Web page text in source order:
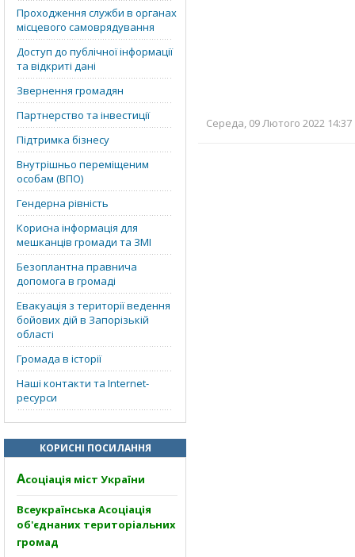
Проходження служби в органах
місцевого самоврядування
Доступ до публічної інформації
та відкриті дані
Звернення громадян
Партнерство та інвестиції
Підтримка бізнесу
Внутрішньо переміщеним
особам (ВПО)
Гендерна рівність
Корисна інформація для
мешканців громади та ЗМІ
Безоплантна правнича
допомога в громаді
Евакуація з території ведення
бойових дій в Запорізькій
області
Громада в історії
Наші контакти та Internet-
ресурси
КОРИСНІ ПОСИЛАННЯ
Асоціація міст України
Всеукраїнська Асоціація
об'єднаних територіальних
громад
Середа, 09 Лютого 2022